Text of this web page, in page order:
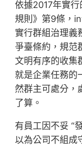
依據2017年實
規則》第9條，
實行群組治理義
爭臺條約，規范
文明有序的收集
就是企業任務的
然群主可處分，
了算。
有員工因不妥 “
以為公司不組成